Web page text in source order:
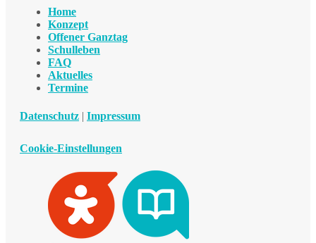
Home
Konzept
Offener Ganztag
Schulleben
FAQ
Aktuelles
Termine
Datenschutz | Impressum
Cookie-Einstellungen